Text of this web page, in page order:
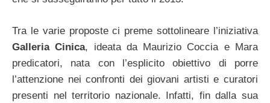
Tra le varie proposte ci preme sottolineare l’iniziativa
Galleria Cinica, ideata da Maurizio Coccia e Mara
predicatori, nata con l’esplicito obiettivo di porre
l’attenzione nei confronti dei giovani artisti e curatori
presenti nel territorio nazionale. Infatti, fin dalla sua